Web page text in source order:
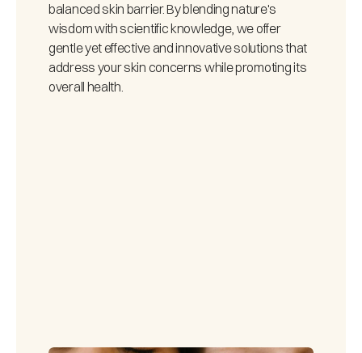
balanced skin barrier. By blending nature's
wisdom with scientific knowledge, we offer
gentle yet effective and innovative solutions that
address your skin concerns while promoting its
overall health.